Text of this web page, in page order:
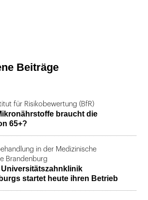
Beiträge
für Risikobewertung (BfR)
braucht die
65+?
in der Medizinische
Brandenburg
Universitätszahnklinik
startet heute ihren Betrieb